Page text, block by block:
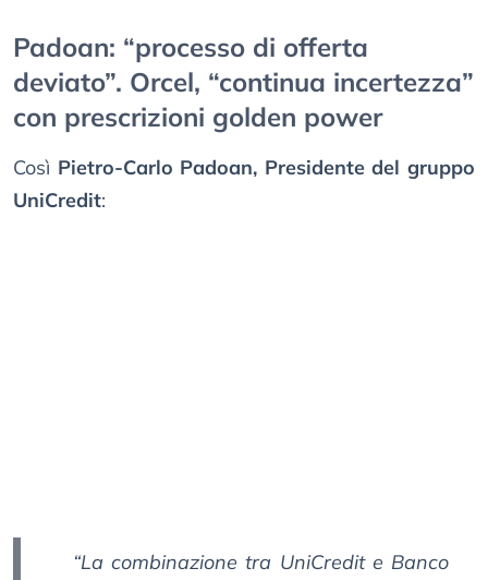
Padoan: “processo di offerta
deviato”. Orcel, “continua incertezza”
con prescrizioni golden power
Così Pietro-Carlo Padoan, Presidente del gruppo
UniCredit:
“La combinazione tra UniCredit e Banco